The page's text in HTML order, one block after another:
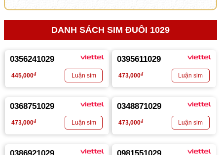
DANH SÁCH SIM ĐUÔI 1029
0356241029
445,000đ
0395611029
473,000đ
0368751029
473,000đ
0348871029
473,000đ